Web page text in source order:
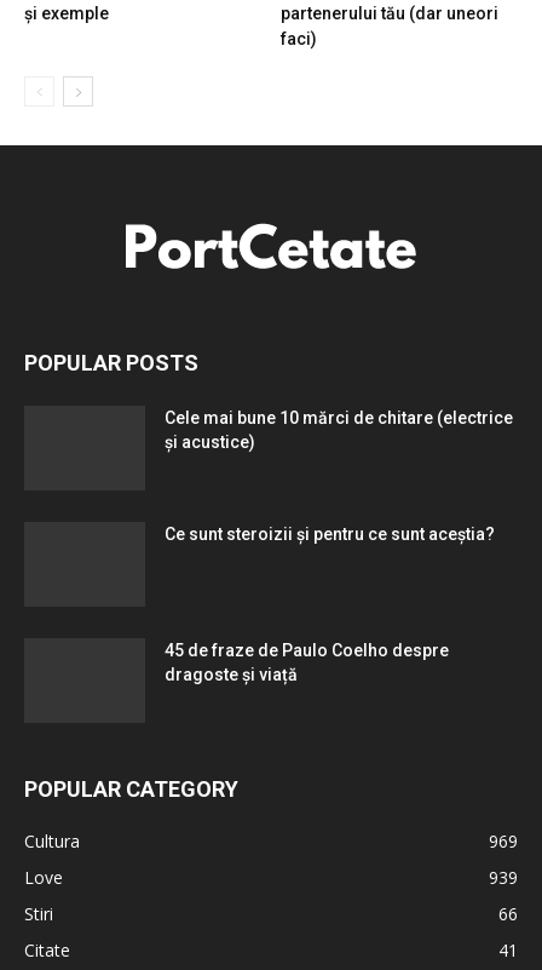
și exemple
partenerului tău (dar uneori
faci)
POPULAR POSTS
Cele mai bune 10 mărci de chitare (electrice
și acustice)
Ce sunt steroizii și pentru ce sunt aceștia?
45 de fraze de Paulo Coelho despre
dragoste și viață
POPULAR CATEGORY
Cultura
969
Love
939
Stiri
66
Citate
41